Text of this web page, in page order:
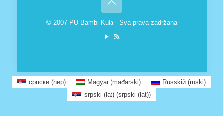
© 2007 PU Bambi Kula - Sva prava zadržana
српски (ћир) Magyar (mađarski) Russkiй (ruski)
srpski (lat)(srpski (lat))